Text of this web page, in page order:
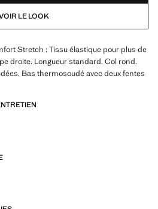
LE LOOK
Stretch : Tissu élastique pour plus de
droite. Longueur standard. Col rond.
Bas thermosoudé avec deux fentes
de vêtements confectionnés à partir
que des tissus bi-stretch, à séchage
générales : Thermorégulation,